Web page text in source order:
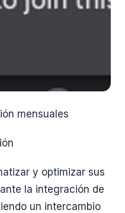
mensuales
y optimizar sus
la integración de
un intercambio